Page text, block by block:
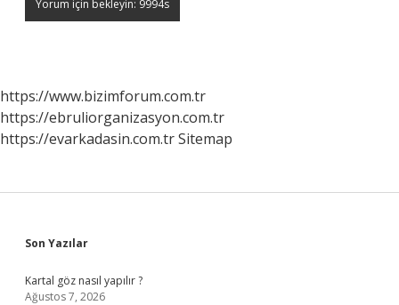
https://www.bizimforum.com.tr
https://ebruliorganizasyon.com.tr
https://evarkadasin.com.trSitemap
Sidebar
Son Yazılar
Kartal göz nasıl yapılır ?
Ağustos 7, 2026